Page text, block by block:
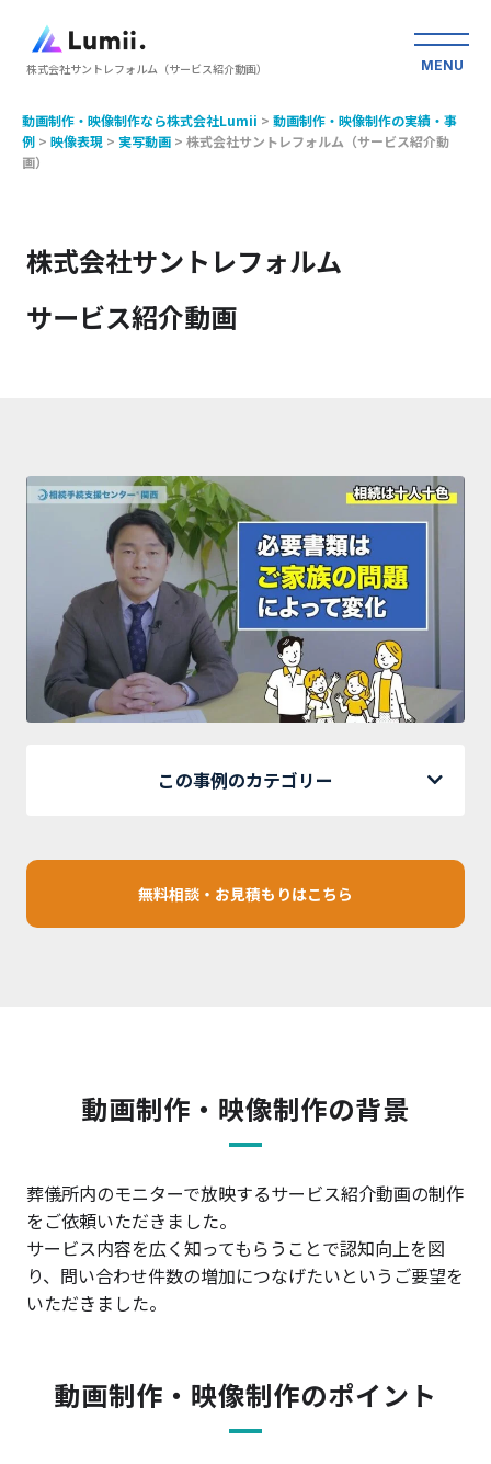
株式会社サントレフォルム（サービス紹介動画） MENU
動画制作・映像制作なら株式会社Lumii > 動画制作・映像制作の実績・事
例 > 映像表現 > 実写動画 > 株式会社サントレフォルム（サービス紹介動
画）
株式会社サントレフォルム
サービス紹介動画
この事例のカテゴリー
無料相談・お見積もりはこちら
動画制作・映像制作の背景
葬儀所内のモニターで放映するサービス紹介動画の制作
をご依頼いただきました。
サービス内容を広く知ってもらうことで認知向上を図
り、問い合わせ件数の増加につなげたいというご要望を
いただきました。
動画制作・映像制作のポイント